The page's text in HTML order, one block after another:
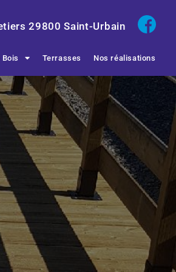
29800 Saint-Urbain
Terrasses Nos réalisations